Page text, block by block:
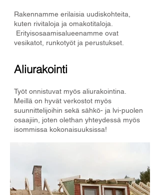
Rakennamme erilaisia uudiskohteita,
kuten rivitaloja ja omakotitaloja.
Erityisosaamisalueenamme ovat
vesikatot, runkotyöt ja perustukset.
Aliurakointi
Työt onnistuvat myös aliurakointina.
Meillä on hyvät verkostot myös
suunnittelijoihin sekä sähkö- ja lvi-puolen
osaajiin, joten olethan yhteydessä myös
isommissa kokonaisuuksissa!